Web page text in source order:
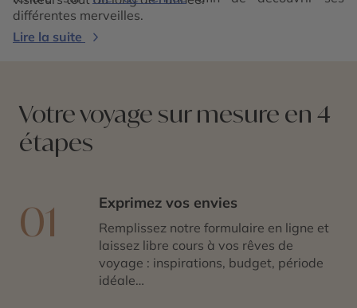
différentes merveilles.
Lire la suite
Votre voyage sur mesure en 4
étapes
01 Exprimez vos envies
Remplissez notre formulaire en ligne et
laissez libre cours à vos rêves de
voyage : inspirations, budget, période
idéale…